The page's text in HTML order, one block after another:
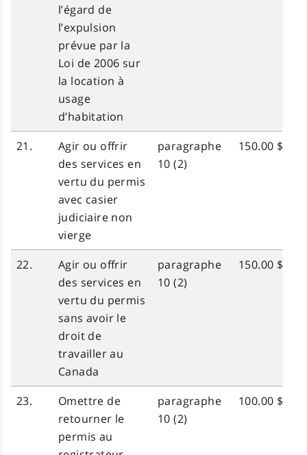
l’égard de
l’expulsion
prévue par la
Loi de 2006 sur
la location à
usage
d’habitation
21.
Agir ou offrir
des services en
vertu du permis
avec casier
judiciaire non
vierge
paragraphe
10 (2)
150.00 $
22.
Agir ou offrir
des services en
vertu du permis
sans avoir le
droit de
travailler au
Canada
paragraphe
10 (2)
150.00 $
23.
Omettre de
retourner le
permis au
paragraphe
10 (2)
100.00 $